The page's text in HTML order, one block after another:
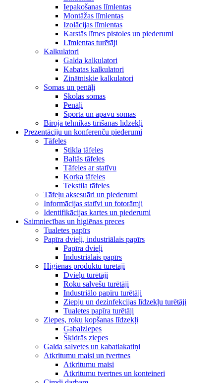
Iepakošanas līmlentas
Montāžas līmlentas
Izolācijas līmlentas
Karstās līmes pistoles un piederumi
Līmlentas turētāji
Kalkulatori
Galda kalkulatori
Kabatas kalkulatori
Zinātniskie kalkulatori
Somas un penāļi
Skolas somas
Penāļi
Sporta un apavu somas
Biroja tehnikas tīrīšanas līdzekļi
Prezentāciju un konferenču piederumi
Tāfeles
Stikla tāfeles
Baltās tāfeles
Tāfeles ar statīvu
Korķa tāfeles
Tekstila tāfeles
Tāfeļu aksesuāri un piederumi
Informācijas statīvi un fotorāmji
Identifikācijas kartes un piederumi
Saimniecības un higiēnas preces
Tualetes papīrs
Papīra dvieļi, industriālais papīrs
Papīra dvieļi
Industriālais papīrs
Higiēnas produktu turētāji
Dvieļu turētāji
Roku salvešu turētāji
Industriālo papīru turētāji
Ziepju un dezinfekcijas līdzekļu turētāji
Tualetes papīra turētāji
Ziepes, roku kopšanas līdzekļi
Gabalziepes
Šķidrās ziepes
Galda salvetes un kabatlakatiņi
Atkritumu maisi un tvertnes
Atkritumu maisi
Atkritumu tvertnes un konteineri